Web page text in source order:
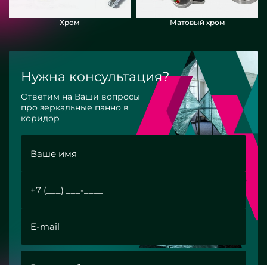
Хром Матовый хром
Нужна консультация?
Ответим на Ваши вопросы
про зеркальные панно в
коридор